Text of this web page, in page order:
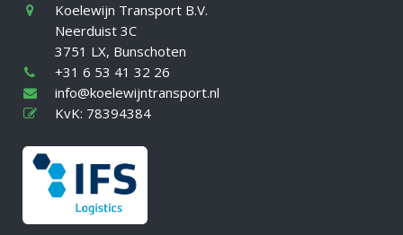
Koelewijn Transport B.V.
Neerduist 3C
3751 LX, Bunschoten
+31 6 53 41 32 26
info@koelewijntransport.nl
KvK: 78394384